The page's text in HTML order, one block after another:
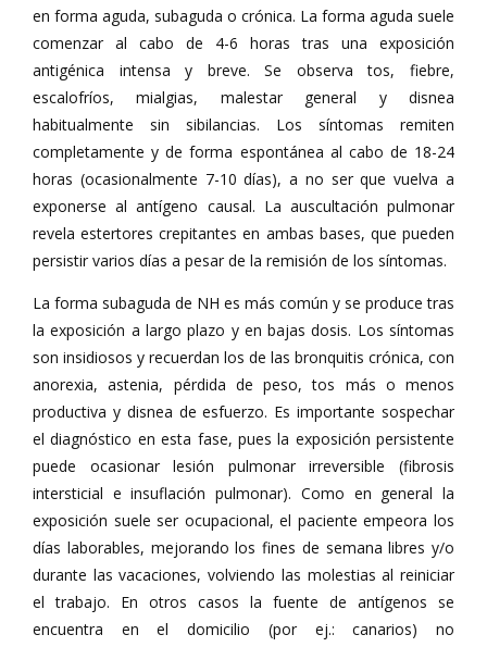
en forma aguda, subaguda o crónica. La forma aguda suele
comenzar al cabo de 4-6 horas tras una exposición
antigénica intensa y breve. Se observa tos, fiebre,
escalofríos, mialgias, malestar general y disnea
habitualmente sin sibilancias. Los síntomas remiten
completamente y de forma espontánea al cabo de 18-24
horas (ocasionalmente 7-10 días), a no ser que vuelva a
exponerse al antígeno causal. La auscultación pulmonar
revela estertores crepitantes en ambas bases, que pueden
persistir varios días a pesar de la remisión de los síntomas.
La forma subaguda de NH es más común y se produce tras
la exposición a largo plazo y en bajas dosis. Los síntomas
son insidiosos y recuerdan los de las bronquitis crónica, con
anorexia, astenia, pérdida de peso, tos más o menos
productiva y disnea de esfuerzo. Es importante sospechar
el diagnóstico en esta fase, pues la exposición persistente
puede ocasionar lesión pulmonar irreversible (fibrosis
intersticial e insuflación pulmonar). Como en general la
exposición suele ser ocupacional, el paciente empeora los
días laborables, mejorando los fines de semana libres y/o
durante las vacaciones, volviendo las molestias al reiniciar
el trabajo. En otros casos la fuente de antígenos se
encuentra en el domicilio (por ej.: canarios) no